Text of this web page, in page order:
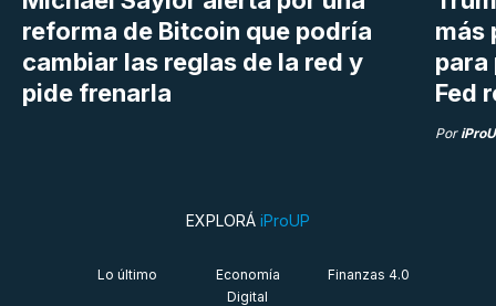
reforma de Bitcoin que podría
cambiar las reglas de la red y
pide frenarla
más
para
Fed
Por
EXPLORÁ iProUP
Lo último
Economía
Digital
Finanzas 4.0